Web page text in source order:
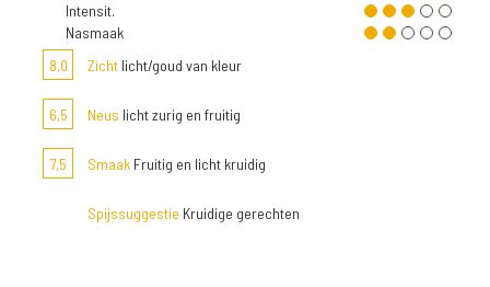
Intensit.
Nasmaak
8,0
Zicht licht/goud van kleur
6,5 Neus licht zurig en fruitig
7,5 Smaak Fruitig en licht kruidig
Spijssuggestie Kruidige gerechten